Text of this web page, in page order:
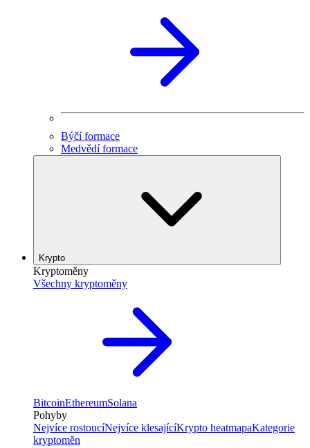
Býčí formace
Medvědí formace
Krypto
Kryptoměny
Všechny kryptoměny
BitcoinEthereumSolana
Pohyby
Nejvíce rostoucíNejvíce klesajícíKrypto heatmapaKategorie
kryptoměn